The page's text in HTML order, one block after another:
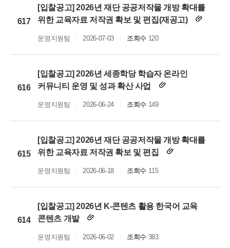
617
[입찰공고] 2026년 재단 공공저작물 개방 확대를
위한 교육자료 저작권 확보 및 편집(재공고)
운영지원팀 2026-07-03 조회수120
616
[입찰공고] 2026년 세종학당 학습자 온라인
커뮤니티 운영 및 성과 확산 사업
운영지원팀 2026-06-24 조회수149
615
[입찰공고] 2026년 재단 공공저작물 개방 확대를
위한 교육자료 저작권 확보 및 편집
운영지원팀 2026-06-18 조회수115
614
[입찰공고] 2026년 K-콘텐츠 활용 한국어 교육
콘텐츠 개발
운영지원팀 2026-06-02 조회수383